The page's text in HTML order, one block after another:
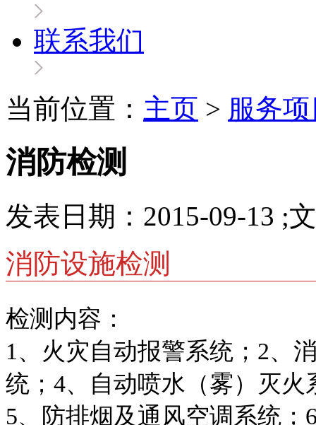
联系我们
当前位置： 主页 > 服务
消防检测
发表日期：2015-09-13 ;
消防设施检测
检测内容：
1、火灾自动报警系统；2、
统；4、自动喷水（雾）灭火
5、防排烟及通风空调系统